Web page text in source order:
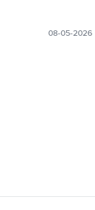
08-05-2026